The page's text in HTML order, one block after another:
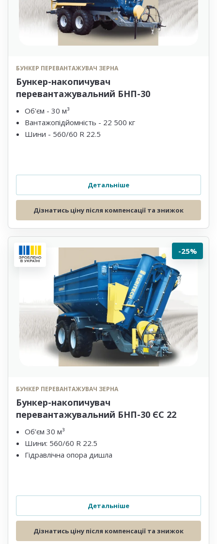
БУНКЕР ПЕРЕВАНТАЖУВАЧ ЗЕРНА
Бункер-накопичувач
перевантажувальний БНП-30
Об'єм - 30 м³
Вантажопідйомність - 22 500 кг
Шини - 560/60 R 22.5
Детальніше
Дізнатись ціну після компенсації та знижок
-25%
БУНКЕР ПЕРЕВАНТАЖУВАЧ ЗЕРНА
Бункер-накопичувач
перевантажувальний БНП-30 ЄС 22
Об’єм 30 м³
Шини: 560/60 R 22.5
Гідравлічна опора дишла
Детальніше
Дізнатись ціну після компенсації та знижок